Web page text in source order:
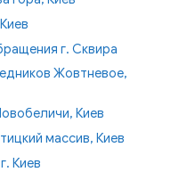
г. Сквира
Жовтневое,
Киев
массив, Киев
Киев